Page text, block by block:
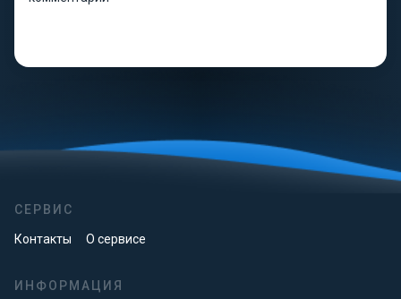
СЕРВИС
Контакты О сервисе
ИНФОРМАЦИЯ